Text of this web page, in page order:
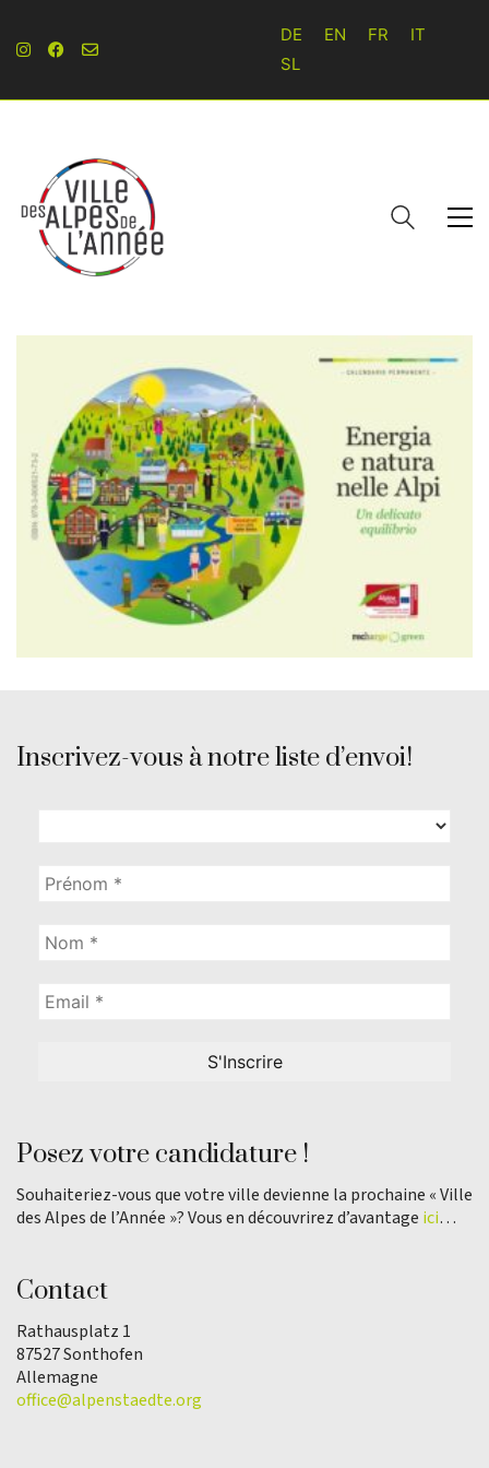
DE EN FR
IT
SL
Inscrivez-vous à notre liste d’envoi!
Posez votre candidature !
Souhaiteriez-vous que votre ville devienne la prochaine « Ville
des Alpes de l’Année »? Vous en découvrirez d’avantage ici…
Contact
Rathausplatz 1
87527 Sonthofen
Allemagne
office@alpenstaedte.org